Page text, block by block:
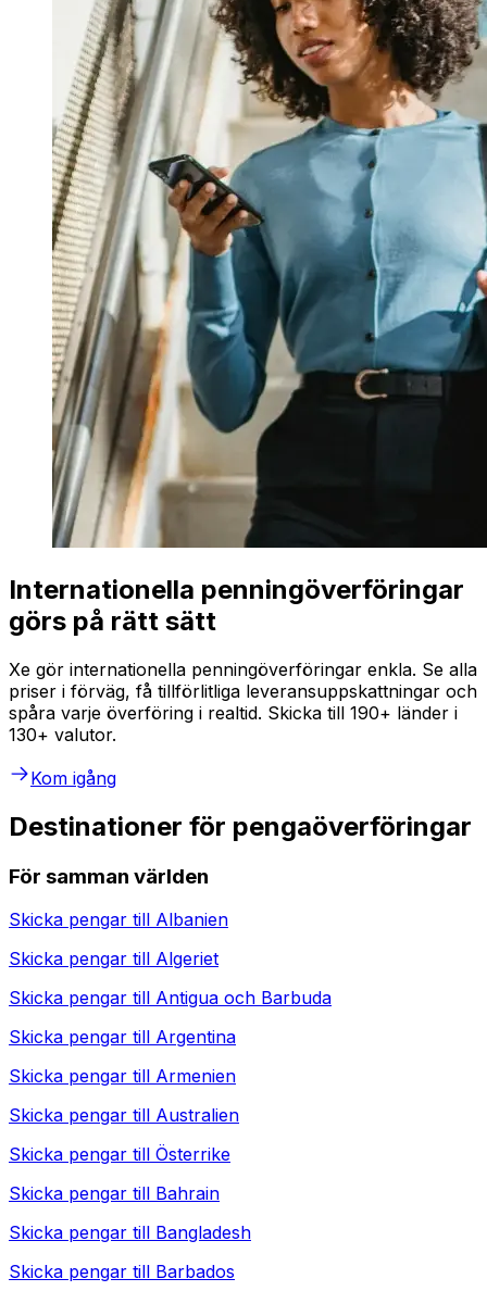
Internationella penningöverföringar
görs på rätt sätt
Xe gör internationella penningöverföringar enkla. Se alla
priser i förväg, få tillförlitliga leveransuppskattningar och
spåra varje överföring i realtid. Skicka till 190+ länder i
130+ valutor.
Kom igång
Destinationer för pengaöverföringar
För samman världen
Skicka pengar till Albanien
Skicka pengar till Algeriet
Skicka pengar till Antigua och Barbuda
Skicka pengar till Argentina
Skicka pengar till Armenien
Skicka pengar till Australien
Skicka pengar till Österrike
Skicka pengar till Bahrain
Skicka pengar till Bangladesh
Skicka pengar till Barbados